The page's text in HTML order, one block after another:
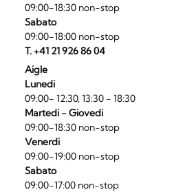
09:00-18:30 non-stop
Sabato
09:00-18:00 non-stop
T. +41 21 926 86 04
Aigle
Lunedi
09:00- 12:30, 13:30 - 18:30
Martedi - Giovedi
09:00-18:30 non-stop
Venerdi
09:00-19:00 non-stop
Sabato
09:00-17:00 non-stop